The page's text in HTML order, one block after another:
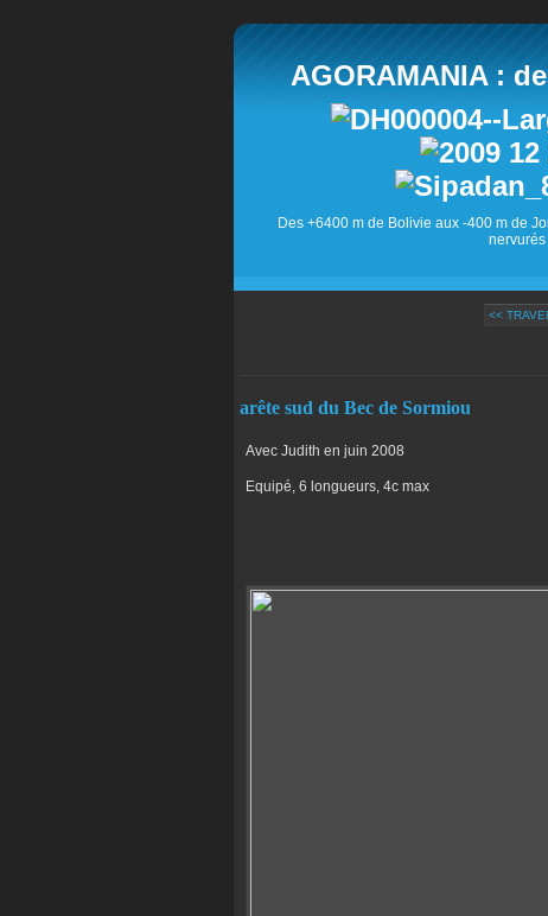
AGORAMANIA :
Des +6400 m de Bolivie aux -400 m de
nervurés
<<
arête sud du Bec de Sormiou
Avec Judith en juin 2008
Equipé, 6 longueurs, 4c max